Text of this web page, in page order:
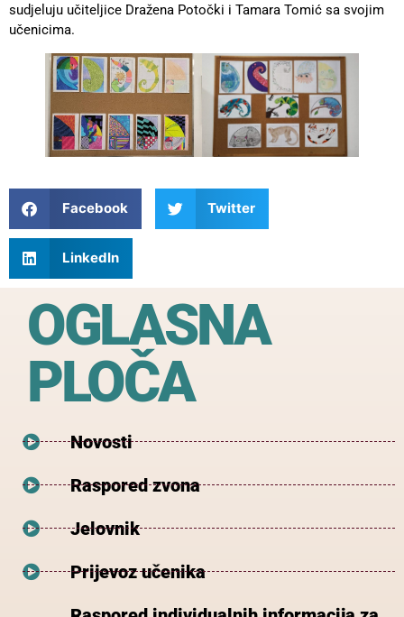
sudjeluju učiteljice Dražena Potočki i Tamara Tomić sa svojim
učenicima.
Facebook Twitter
LinkedIn
OGLASNA
PLOČA
Novosti
Raspored zvona
Jelovnik
Prijevoz učenika